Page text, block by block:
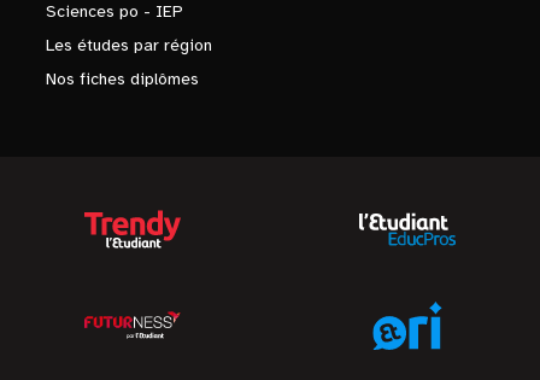
Sciences po - IEP
Les études par région
Nos fiches diplômes